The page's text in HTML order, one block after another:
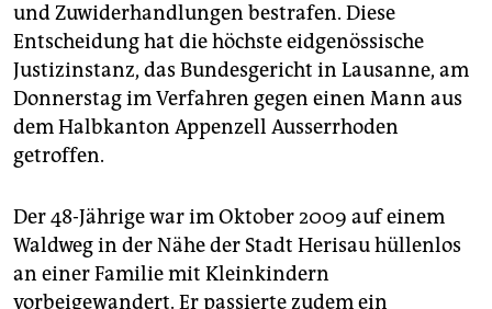
genossenschaft
epaper login
und Zuwiderhandlungen bestrafen. Diese
Entscheidung hat die höchste eidgenössische
Justizinstanz, das Bundesgericht in Lausanne, am
Donnerstag im Verfahren gegen einen Mann aus
dem Halbkanton Appenzell Ausserrhoden
getroffen.
Der 48-Jährige war im Oktober 2009 auf einem
Waldweg in der Nähe der Stadt Herisau hüllenlos
an einer Familie mit Kleinkindern
vorbeigewandert. Er passierte zudem ein